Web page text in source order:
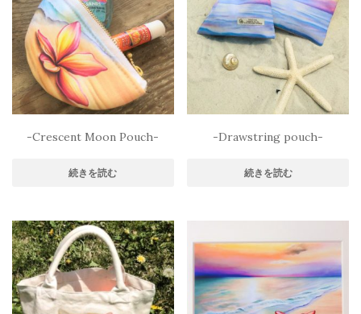
-Crescent Moon Pouch-
続きを読む
-Drawstring pouch-
続きを読む